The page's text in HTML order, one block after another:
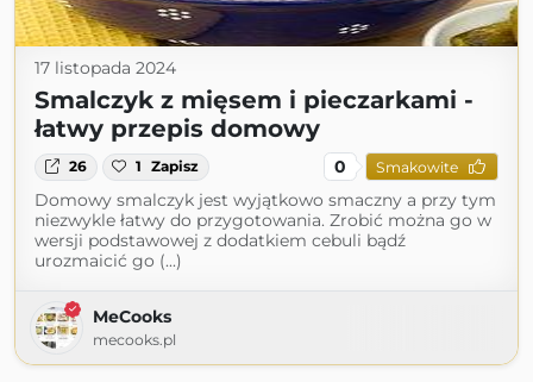
17 listopada 2024
Smalczyk z mięsem i pieczarkami -
łatwy przepis domowy
26 1 Zapisz 0 Smakowite
Domowy smalczyk jest wyjątkowo smaczny a przy tym
niezwykle łatwy do przygotowania. Zrobić można go w
wersji podstawowej z dodatkiem cebuli bądź
urozmaicić go (...)
MeCooks
mecooks.pl